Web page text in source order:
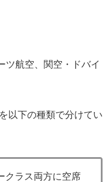
ツ航空、関空・ドバイ
以下の種類で分けてい
クラス両方に空席